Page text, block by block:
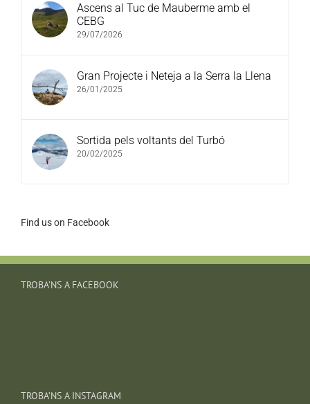
Ascens al Tuc de Mauberme amb el
CEBG
29/07/2026
Gran Projecte i Neteja a la Serra la Llena
26/01/2025
Sortida pels voltants del Turbó
20/02/2025
Find us on Facebook
TROBA’NS A FACEBOOK
TROBA’NS A INSTAGRAM